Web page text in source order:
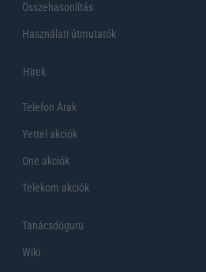
Összehasonlítás
Használati útmutatók
Hirek
Telefon Árak
Yettel akciók
One akciók
Telekom akciók
Tanácsdóguru
Wiki